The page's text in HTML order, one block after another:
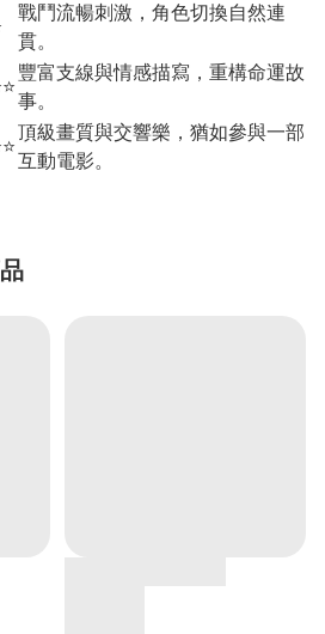
戰鬥流暢刺激，角色切換自然連
貫。
豐富支線與情感描寫，重構命運故
事。
頂級畫質與交響樂，猶如參與一部
互動電影。